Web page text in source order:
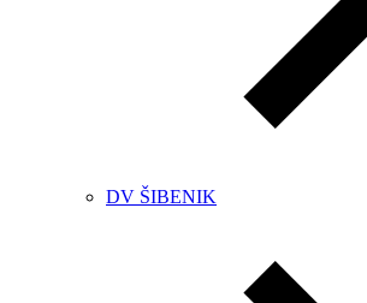
DV ŠIBENIK